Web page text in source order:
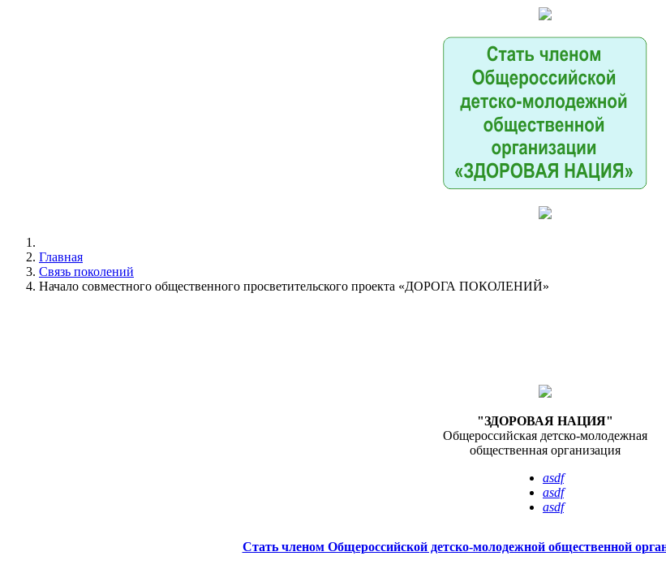
Главная
Связь поколений
Начало совместного общественного просветительского проекта «ДОРОГА ПОКОЛЕНИЙ»
"ЗДОРОВАЯ НАЦИЯ"
Общероссийская детско-молодежная
общественная организация
asdf
asdf
asdf
Стать членом Общероссийской детско-молодежной общественной